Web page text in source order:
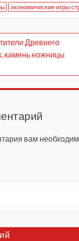
экономические игры
Древнего
камень ножницы
вам